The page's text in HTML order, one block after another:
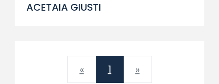
ACETAIA GIUSTI
«Previous
1 »Next